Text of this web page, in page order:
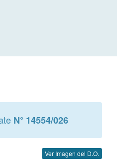
N° 14554/026
Ver Imagen del D.O.